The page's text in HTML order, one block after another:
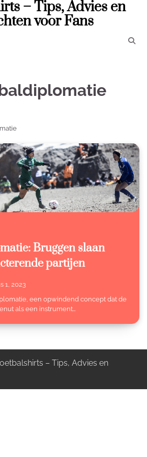
– Tips, Advies en
voor Fans
Bruggen slaan
partijen
1, 2023
een opwindend concept dat de
als een instrument…
– Tips, Advies en